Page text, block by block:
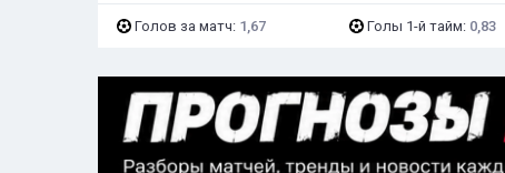
Голов за матч: 1,67 Голы 1-й тайм: 0,83